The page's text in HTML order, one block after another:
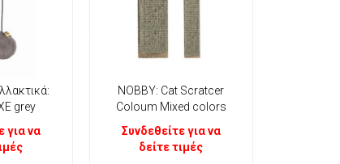
grey
για να
NOBBY: Cat Scratcer
Coloum Mixed colors
Συνδεθείτε για να
δείτε τιμές